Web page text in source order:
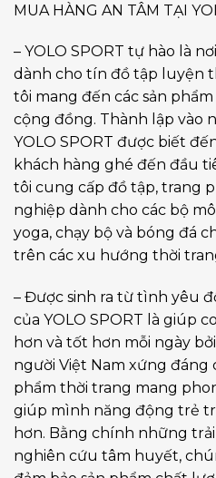
️MUA HÀNG AN TÂM TẠI
– YOLO SPORT tự hào là
dành cho tín đồ tập luyện
tôi mang đến các sản
cộng đồng. Thành lập vào
YOLO SPORT được biết
khách hàng ghé đến đầu
tôi cung cấp đồ tập, trang
nghiệp dành cho các bộ
yoga, chạy bộ và bóng đá
trên các xu hướng thời
– Được sinh ra từ tình yêu
của YOLO SPORT là giúp
hơn và tốt hơn mỗi ngày
người Việt Nam xứng đáng
phẩm thời trang mang
giúp mình năng động trẻ
hơn. Bằng chính những
nghiên cứu tâm huyết,